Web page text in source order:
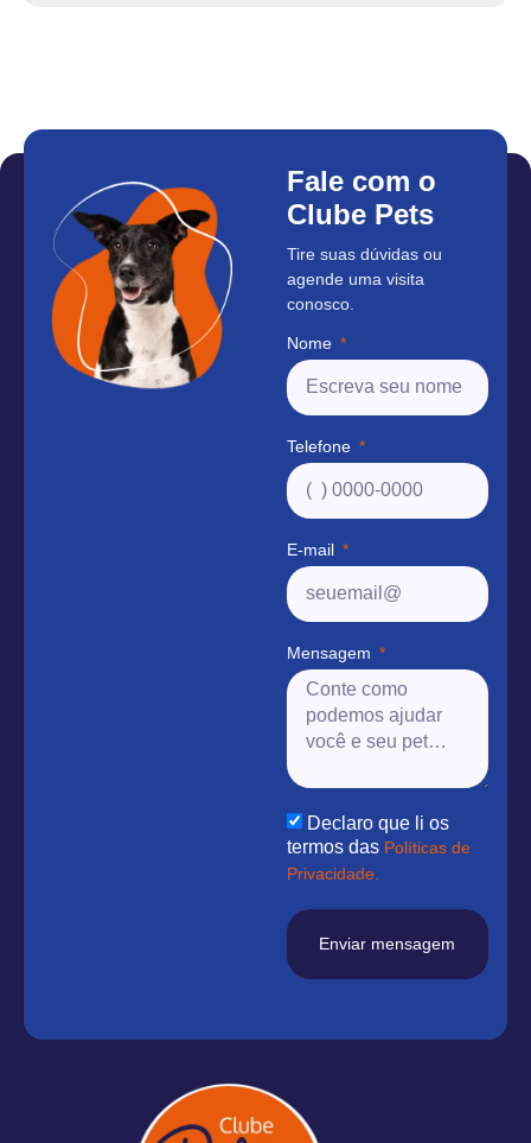
Fale com o
Clube Pets
Tire suas dúvidas ou
agende uma visita
conosco.
Nome
Telefone
E-mail
Mensagem
Declaro que li os
termos das Políticas de
Privacidade.
Enviar mensagem